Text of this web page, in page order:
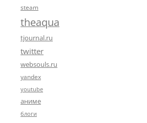
steam
theaqua
tjournal.ru
twitter
websouls.ru
yandex
youtube
аниме
блоги